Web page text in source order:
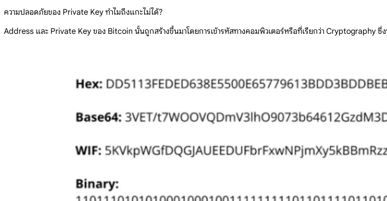
ความปลอดภัยของ Private Key ทำไมถึงแกะไม่ได้?
Address และ Private Key ของ Bitcoin นั้นถูกสร้างขึ้นมาโดยการเข้ารหัสทางคอมพิวเตอร์หรือที่เรียกว่า Cryptography